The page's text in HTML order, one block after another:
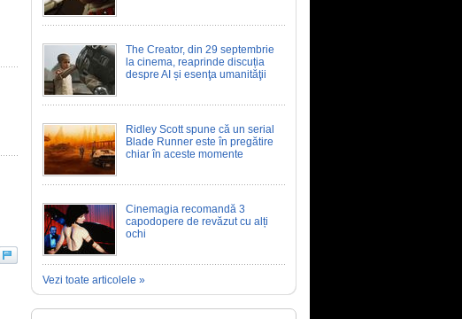
The Creator, din 29 septembrie
la cinema, reaprinde discuția
despre AI și esenţa umanităţii
Ridley Scott spune că un serial
Blade Runner este în pregătire
chiar în aceste momente
Cinemagia recomandă 3
capodopere de revăzut cu alți
ochi
Vezi toate articolele »